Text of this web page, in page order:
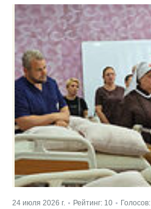
24 июля 2026 г. Рейтинг: 10 Голосов: